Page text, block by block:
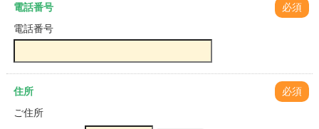
電話番号
必須
電話番号
住所
必須
ご住所